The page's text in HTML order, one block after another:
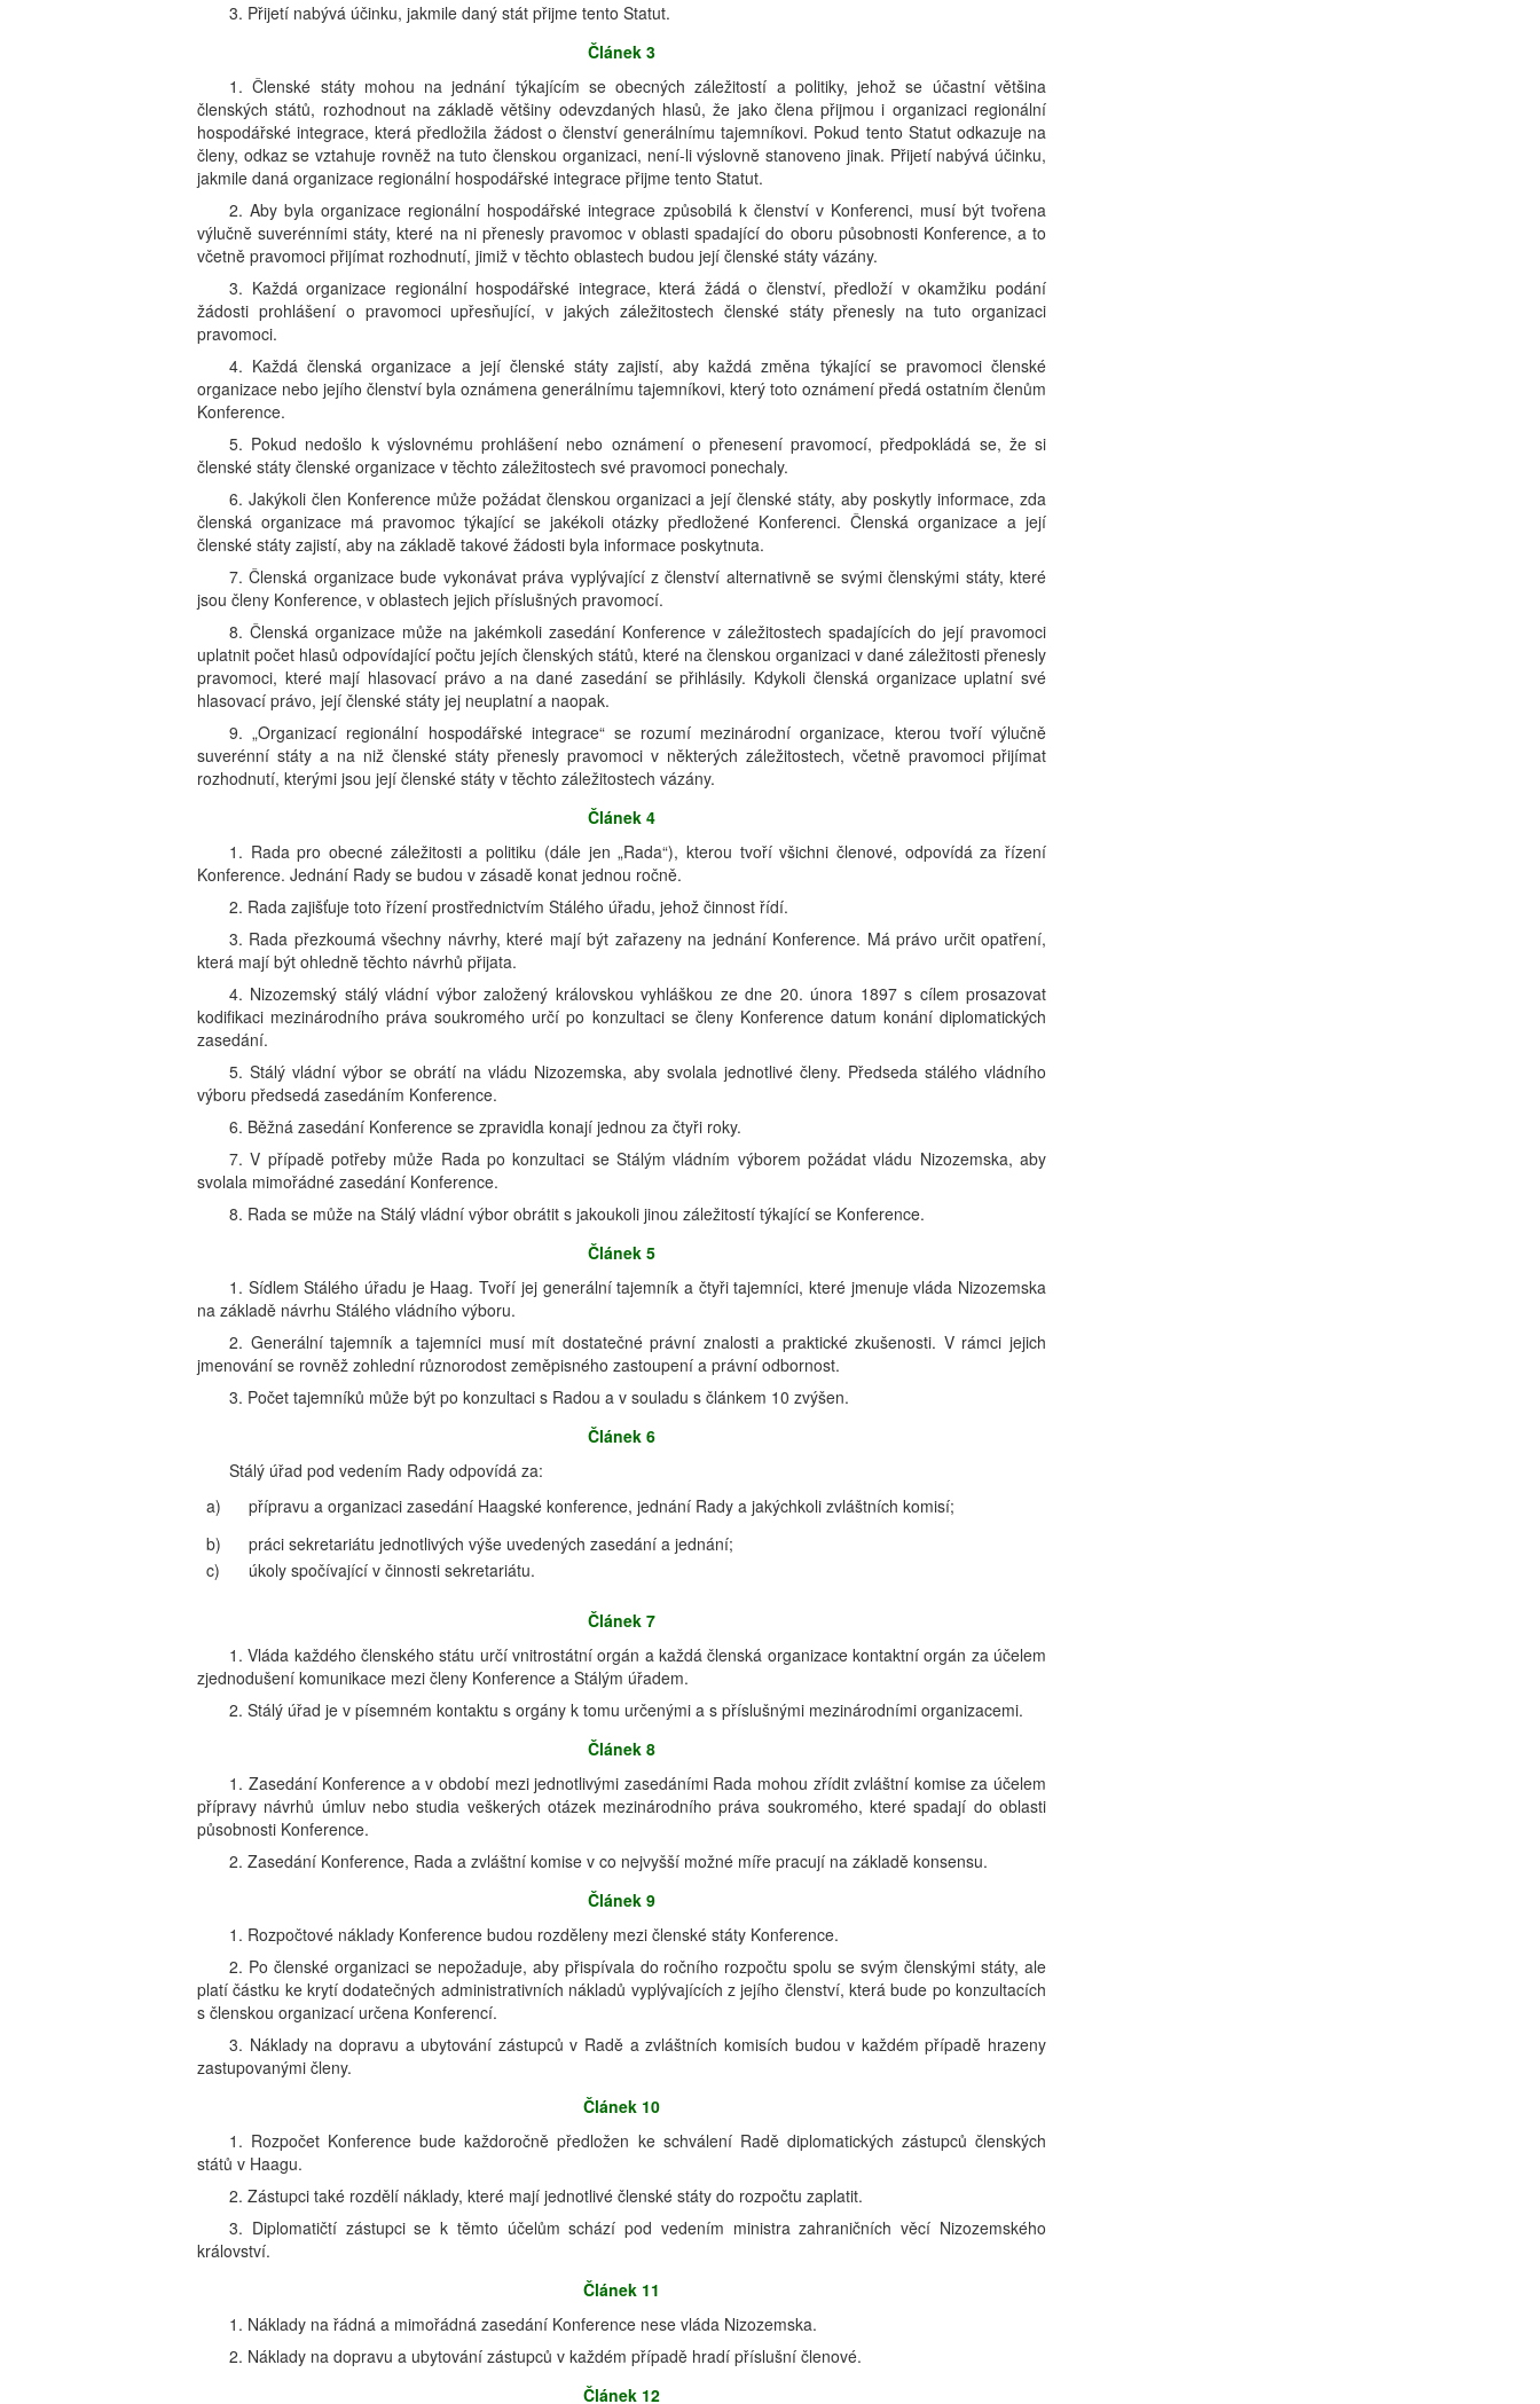
3. Přijetí nabývá účinku, jakmile daný stát přijme tento Statut.
Článek 3
1. Členské státy mohou na jednání týkajícím se obecných záležitostí a politiky, jehož se účastní většina
členských států, rozhodnout na základě většiny odevzdaných hlasů, že jako člena přijmou i organizaci regionální
hospodářské integrace, která předložila žádost o členství generálnímu tajemníkovi. Pokud tento Statut odkazuje na
členy, odkaz se vztahuje rovněž na tuto členskou organizaci, není-li výslovně stanoveno jinak. Přijetí nabývá účinku,
jakmile daná organizace regionální hospodářské integrace přijme tento Statut.
2. Aby byla organizace regionální hospodářské integrace způsobilá k členství v Konferenci, musí být tvořena
výlučně suverénními státy, které na ni přenesly pravomoc v oblasti spadající do oboru působnosti Konference, a to
včetně pravomoci přijímat rozhodnutí, jimiž v těchto oblastech budou její členské státy vázány.
3. Každá organizace regionální hospodářské integrace, která žádá o členství, předloží v okamžiku podání
žádosti prohlášení o pravomoci upřesňující, v jakých záležitostech členské státy přenesly na tuto organizaci
pravomoci.
4. Každá členská organizace a její členské státy zajistí, aby každá změna týkající se pravomoci členské
organizace nebo jejího členství byla oznámena generálnímu tajemníkovi, který toto oznámení předá ostatním členům
Konference.
5. Pokud nedošlo k výslovnému prohlášení nebo oznámení o přenesení pravomocí, předpokládá se, že si
členské státy členské organizace v těchto záležitostech své pravomoci ponechaly.
6. Jakýkoli člen Konference může požádat členskou organizaci a její členské státy, aby poskytly informace, zda
členská organizace má pravomoc týkající se jakékoli otázky předložené Konferenci. Členská organizace a její
členské státy zajistí, aby na základě takové žádosti byla informace poskytnuta.
7. Členská organizace bude vykonávat práva vyplývající z členství alternativně se svými členskými státy, které
jsou členy Konference, v oblastech jejich příslušných pravomocí.
8. Členská organizace může na jakémkoli zasedání Konference v záležitostech spadajících do její pravomoci
uplatnit počet hlasů odpovídající počtu jejích členských států, které na členskou organizaci v dané záležitosti přenesly
pravomoci, které mají hlasovací právo a na dané zasedání se přihlásily. Kdykoli členská organizace uplatní své
hlasovací právo, její členské státy jej neuplatní a naopak.
9. „Organizací regionální hospodářské integrace“ se rozumí mezinárodní organizace, kterou tvoří výlučně
suverénní státy a na niž členské státy přenesly pravomoci v některých záležitostech, včetně pravomoci přijímat
rozhodnutí, kterými jsou její členské státy v těchto záležitostech vázány.
Článek 4
1. Rada pro obecné záležitosti a politiku (dále jen „Rada“), kterou tvoří všichni členové, odpovídá za řízení
Konference. Jednání Rady se budou v zásadě konat jednou ročně.
2. Rada zajišťuje toto řízení prostřednictvím Stálého úřadu, jehož činnost řídí.
3. Rada přezkoumá všechny návrhy, které mají být zařazeny na jednání Konference. Má právo určit opatření,
která mají být ohledně těchto návrhů přijata.
4. Nizozemský stálý vládní výbor založený královskou vyhláškou ze dne 20. února 1897 s cílem prosazovat
kodifikaci mezinárodního práva soukromého určí po konzultaci se členy Konference datum konání diplomatických
zasedání.
5. Stálý vládní výbor se obrátí na vládu Nizozemska, aby svolala jednotlivé členy. Předseda stálého vládního
výboru předsedá zasedáním Konference.
6. Běžná zasedání Konference se zpravidla konají jednou za čtyři roky.
7. V případě potřeby může Rada po konzultaci se Stálým vládním výborem požádat vládu Nizozemska, aby
svolala mimořádné zasedání Konference.
8. Rada se může na Stálý vládní výbor obrátit s jakoukoli jinou záležitostí týkající se Konference.
Článek 5
1. Sídlem Stálého úřadu je Haag. Tvoří jej generální tajemník a čtyři tajemníci, které jmenuje vláda Nizozemska
na základě návrhu Stálého vládního výboru.
2. Generální tajemník a tajemníci musí mít dostatečné právní znalosti a praktické zkušenosti. V rámci jejich
jmenování se rovněž zohlední různorodost zeměpisného zastoupení a právní odbornost.
3. Počet tajemníků může být po konzultaci s Radou a v souladu s článkem 10 zvýšen.
Článek 6
Stálý úřad pod vedením Rady odpovídá za:
a)
přípravu a organizaci zasedání Haagské konference, jednání Rady a jakýchkoli zvláštních komisí;
b)
práci sekretariátu jednotlivých výše uvedených zasedání a jednání;
c)
úkoly spočívající v činnosti sekretariátu.
Článek 7
1. Vláda každého členského státu určí vnitrostátní orgán a každá členská organizace kontaktní orgán za účelem
zjednodušení komunikace mezi členy Konference a Stálým úřadem.
2. Stálý úřad je v písemném kontaktu s orgány k tomu určenými a s příslušnými mezinárodními organizacemi.
Článek 8
1. Zasedání Konference a v období mezi jednotlivými zasedáními Rada mohou zřídit zvláštní komise za účelem
přípravy návrhů úmluv nebo studia veškerých otázek mezinárodního práva soukromého, které spadají do oblasti
působnosti Konference.
2. Zasedání Konference, Rada a zvláštní komise v co nejvyšší možné míře pracují na základě konsensu.
Článek 9
1. Rozpočtové náklady Konference budou rozděleny mezi členské státy Konference.
2. Po členské organizaci se nepožaduje, aby přispívala do ročního rozpočtu spolu se svým členskými státy, ale
platí částku ke krytí dodatečných administrativních nákladů vyplývajících z jejího členství, která bude po konzultacích
s členskou organizací určena Konferencí.
3. Náklady na dopravu a ubytování zástupců v Radě a zvláštních komisích budou v každém případě hrazeny
zastupovanými členy.
Článek 10
1. Rozpočet Konference bude každoročně předložen ke schválení Radě diplomatických zástupců členských
států v Haagu.
2. Zástupci také rozdělí náklady, které mají jednotlivé členské státy do rozpočtu zaplatit.
3. Diplomatičtí zástupci se k těmto účelům schází pod vedením ministra zahraničních věcí Nizozemského
království.
Článek 11
1. Náklady na řádná a mimořádná zasedání Konference nese vláda Nizozemska.
2. Náklady na dopravu a ubytování zástupců v každém případě hradí příslušní členové.
Článek 12